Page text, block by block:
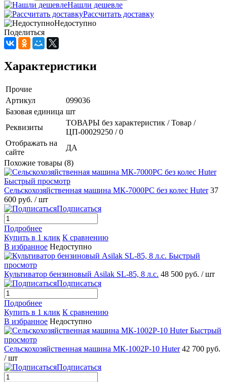
Нашли дешевле
Рассчитать доставку
Недоступно
Поделиться
Характеристики
Прочие
Артикул
099036
Базовая единица шт
Реквизиты
ТОВАРЫ без характеристик / Товар /
ЦП-00029250 / 0
Отображать на
сайте
ДА
Похожие товары (8)
Быстрый просмотр
Сельскохозяйственная машина МК-7000РС без колес Huter 37
600 руб. / шт
Подписаться
Подробнее
Купить в 1 клик К сравнению
В избранное Недоступно
Быстрый
просмотр
Культиватор бензиновый Asilak SL-85, 8 л.с. 48 500 руб. / шт
Подписаться
Подробнее
Купить в 1 клик К сравнению
В избранное Недоступно
Быстрый
просмотр
Сельскохозяйственная машина МК-1002Р-10 Huter 42 700 руб.
/ шт
Подписаться